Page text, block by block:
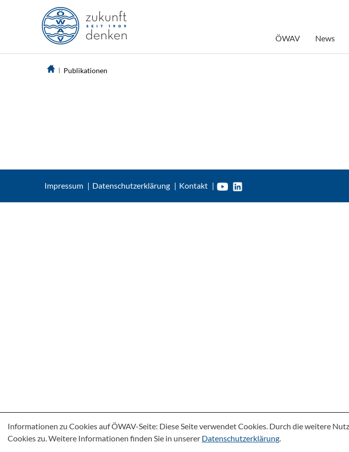
ÖWAV News
Publikationen
Impressum Datenschutzerklärung Kontakt
Informationen zu Cookies auf ÖWAV-Seite: Diese Seite verwendet Cookies. Durch die weitere
Cookies zu. Weitere Informationen finden Sie in unserer Datenschutzerklärung.